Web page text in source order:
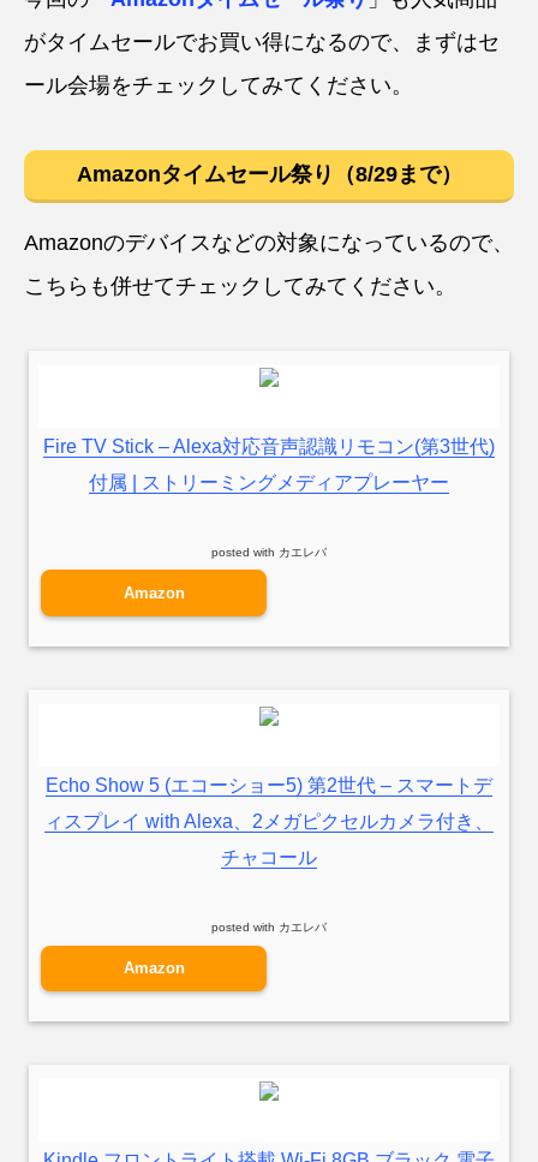
がタイムセールでお買い得になるので、まずはセ
ール会場をチェックしてみてください。
Amazonタイムセール祭り（8/29まで）
Amazonのデバイスなどの対象になっているので、
こちらも併せてチェックしてみてください。
Fire TV Stick – Alexa対応音声認識リモコン(第3世代)
付属 | ストリーミングメディアプレーヤー
posted with カエレバ
Amazon
Echo Show 5 (エコーショー5) 第2世代 – スマートデ
ィスプレイ with Alexa、2メガピクセルカメラ付き、
チャコール
posted with カエレバ
Amazon